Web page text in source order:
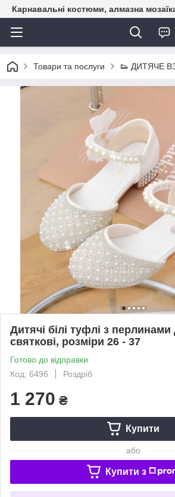
Карнавальні костюми, алмазна
Товари та послуги 👟 ДИТЯЧЕ
Дитячі білі туфлі з перлинами
святкові, розміри 26 - 37
Готово до відправки
Код: 6496
Роздріб
1 270 ₴
Купити
або
Купити з